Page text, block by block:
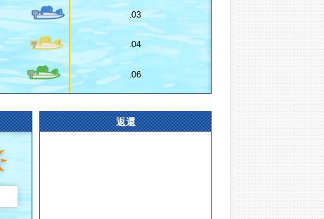
.03
.04
.06
返還